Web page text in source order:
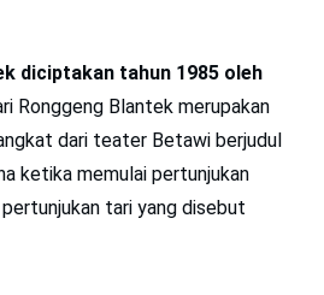
diciptakan tahun 1985 oleh
Ronggeng Blantek merupakan
dari teater Betawi berjudul
ketika memulai pertunjukan
tari yang disebut